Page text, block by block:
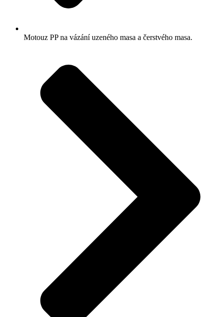
Motouz PP na vázání uzeného masa a čerstvého masa.